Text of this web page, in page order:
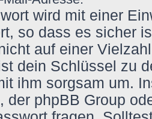
wird mit einer
so dass es sicher
auf einer
dein Schlüssel zu
ihm sorgsam um.
der phpBB Group